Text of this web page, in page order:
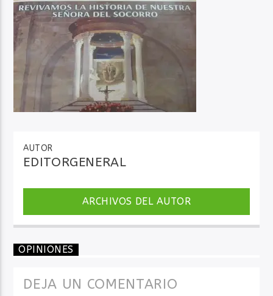
Audio en Vivo
AUTOR
EDITORGENERAL
ARCHIVOS DEL AUTOR
OPINIONES
DEJA UN COMENTARIO